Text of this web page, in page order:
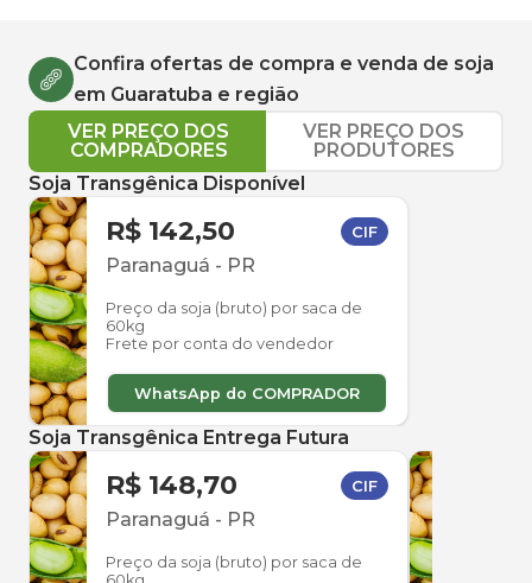
Confira ofertas de compra e venda de soja
em Guaratuba e região
VER PREÇO DOS
COMPRADORES
VER PREÇO DOS
PRODUTORES
Soja Transgênica Disponível
R$ 142,50 CIF
Paranaguá - PR
Preço da soja (bruto) por saca de
60kg
Frete por conta do vendedor
WhatsApp do COMPRADOR
Soja Transgênica Entrega Futura
R$ 148,70 CIF
Paranaguá - PR
Preço da soja (bruto) por saca de